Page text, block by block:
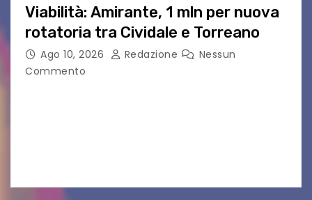
Viabilità: Amirante, 1 mln per nuova
rotatoria tra Cividale e Torreano
Ago 10, 2026 Redazione
Nessun
Commento